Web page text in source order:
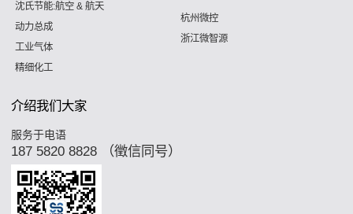
沈氏节能:航空 & 航天
动力总成
工业气体
精细化工
杭州微控
浙江微智源
介绍我们大家
服务于电语
187 5820 8828 （徵信同号）